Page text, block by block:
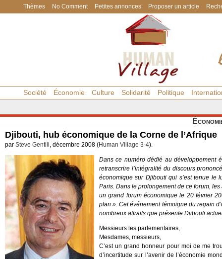
Thèmes No Comment Petites annonces Proposer un article
Société Économie Culture Solidarité Politique
Djibouti, hub économique de la Corne de l’Afrique
par Steve Gentili, décembre 2008 (Human Village 3-4).
Dans ce numéro dédié au développement
retranscrire l’intégralité du discours
économique sur Djibouti qui s’est tenue le
Paris. Dans le prolongement de ce forum,
un grand forum économique le 20 février
plan ». Cet événement témoigne du regain
nombreux attraits que présente Djibouti
Messieurs les parlementaires,
Mesdames, messieurs,
C’est un grand honneur pour moi de me
d’incertitude sur l’avenir de l’économie